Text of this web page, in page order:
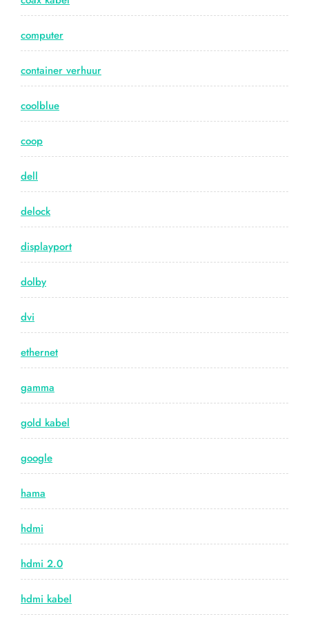
computer
container verhuur
coolblue
coop
dell
delock
displayport
dolby
dvi
ethernet
gamma
gold kabel
google
hama
hdmi
hdmi 2.0
hdmi kabel